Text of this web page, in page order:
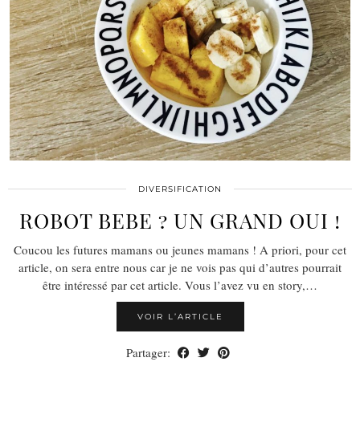
DIVERSIFICATION
ROBOT BEBE ? UN GRAND OUI !
Coucou les futures mamans ou jeunes mamans ! A priori, pour cet
article, on sera entre nous car je ne vois pas qui d’autres pourrait
être intéressé par cet article. Vous l’avez vu en story,…
VOIR L’ARTICLE
Partager: